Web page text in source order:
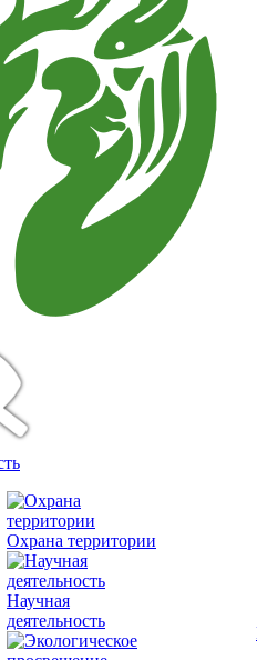
Охрана территории
Научная
деятельность